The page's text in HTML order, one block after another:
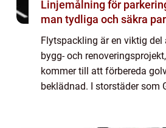
Linjemålning för
man tydliga och säkra
Flytspackling är en viktig del
bygg- och
kommer till att förbereda
beklädnad. I storstäder som